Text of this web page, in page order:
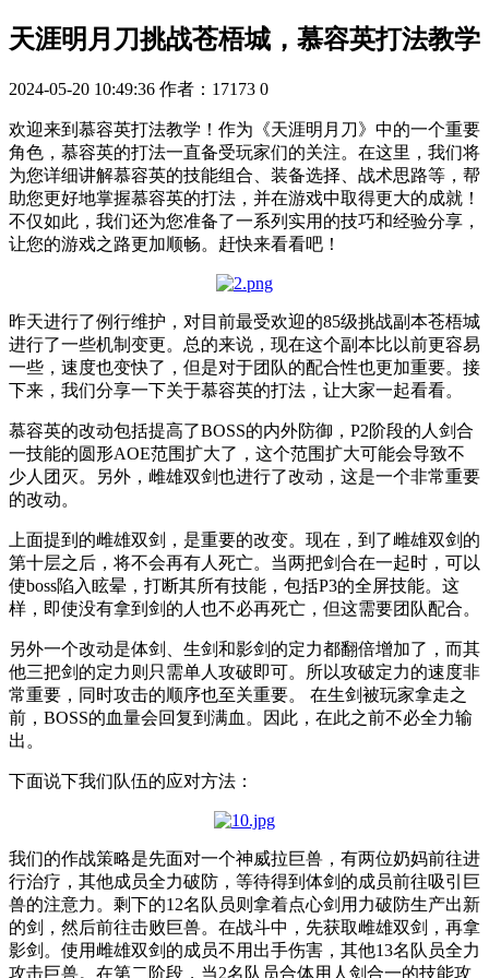
天涯明月刀挑战苍梧城，慕容英打法教学
2024-05-20 10:49:36 作者：17173 0
欢迎来到慕容英打法教学！作为《天涯明月刀》中的一个重要
角色，慕容英的打法一直备受玩家们的关注。在这里，我们将
为您详细讲解慕容英的技能组合、装备选择、战术思路等，帮
助您更好地掌握慕容英的打法，并在游戏中取得更大的成就！
不仅如此，我们还为您准备了一系列实用的技巧和经验分享，
让您的游戏之路更加顺畅。赶快来看看吧！
昨天进行了例行维护，对目前最受欢迎的85级挑战副本苍梧城
进行了一些机制变更。总的来说，现在这个副本比以前更容易
一些，速度也变快了，但是对于团队的配合性也更加重要。接
下来，我们分享一下关于慕容英的打法，让大家一起看看。
慕容英的改动包括提高了BOSS的内外防御，P2阶段的人剑合
一技能的圆形AOE范围扩大了，这个范围扩大可能会导致不
少人团灭。另外，雌雄双剑也进行了改动，这是一个非常重要
的改动。
上面提到的雌雄双剑，是重要的改变。现在，到了雌雄双剑的
第十层之后，将不会再有人死亡。当两把剑合在一起时，可以
使boss陷入眩晕，打断其所有技能，包括P3的全屏技能。这
样，即使没有拿到剑的人也不必再死亡，但这需要团队配合。
另外一个改动是体剑、生剑和影剑的定力都翻倍增加了，而其
他三把剑的定力则只需单人攻破即可。所以攻破定力的速度非
常重要，同时攻击的顺序也至关重要。 在生剑被玩家拿走之
前，BOSS的血量会回复到满血。因此，在此之前不必全力输
出。
下面说下我们队伍的应对方法：
我们的作战策略是先面对一个神威拉巨兽，有两位奶妈前往进
行治疗，其他成员全力破防，等待得到体剑的成员前往吸引巨
兽的注意力。剩下的12名队员则拿着点心剑用力破防生产出新
的剑，然后前往击败巨兽。在战斗中，先获取雌雄双剑，再拿
影剑。使用雌雄双剑的成员不用出手伤害，其他13名队员全力
攻击巨兽。在第二阶段，当2名队员合体用人剑合一的技能攻